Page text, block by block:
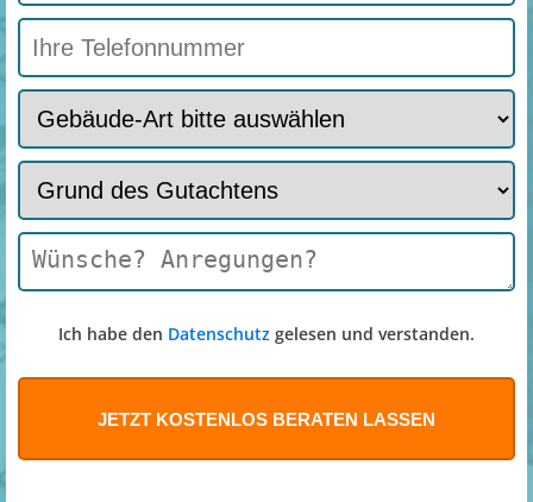
Ich habe den Datenschutz gelesen und verstanden.